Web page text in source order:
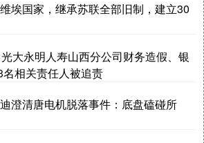
埃国家，继承苏联全部旧制，建立30
大永明人寿山西分公司财务造假、银
相关责任人被追责
澄清唐电机脱落事件：底盘磕碰所